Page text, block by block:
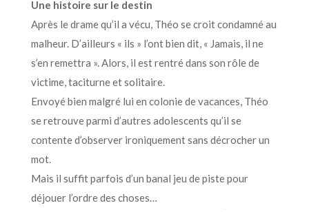
Une histoire sur le destin
Après le drame qu’il a vécu, Théo se croit condamné au
malheur. D’ailleurs « ils » l’ont bien dit, « Jamais, il ne
s’en remettra ». Alors, il est rentré dans son rôle de
victime, taciturne et solitaire.
Envoyé bien malgré lui en colonie de vacances, Théo
se retrouve parmi d’autres adolescents qu’il se
contente d’observer ironiquement sans décrocher un
mot.
Mais il suffit parfois d’un banal jeu de piste pour
déjouer l’ordre des choses…